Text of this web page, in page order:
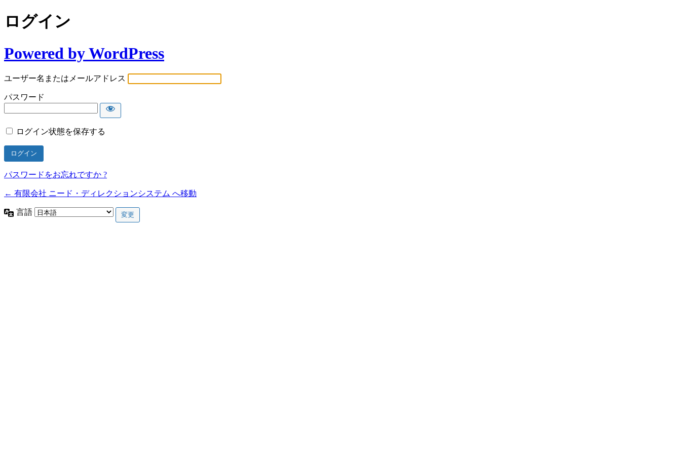
ログイン
Powered by WordPress
ユーザー名またはメールアドレス
パスワード
ログイン状態を保存する
パスワードをお忘れですか ?
← 有限会社 ニード・ディレクションシステム へ移動
言語